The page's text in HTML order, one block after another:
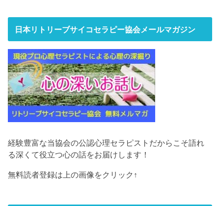
日本リトリーブサイコセラピー協会メールマガジン
経験豊富な当協会の公認心理セラピストだからこそ語れ
る深くて役立つ心の話をお届けします！
無料読者登録は上の画像をクリック↑